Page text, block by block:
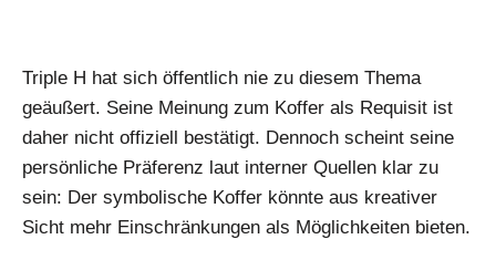
Triple H hat sich öffentlich nie zu diesem Thema
geäußert. Seine Meinung zum Koffer als Requisit ist
daher nicht offiziell bestätigt. Dennoch scheint seine
persönliche Präferenz laut interner Quellen klar zu
sein: Der symbolische Koffer könnte aus kreativer
Sicht mehr Einschränkungen als Möglichkeiten bieten.